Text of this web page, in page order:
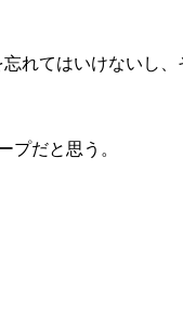
れてはいけないし
プだと思う。